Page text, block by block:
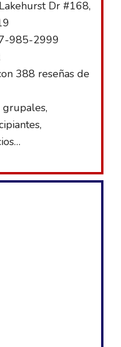
Dr #168,
985-2999
388 reseñas de
grupales,